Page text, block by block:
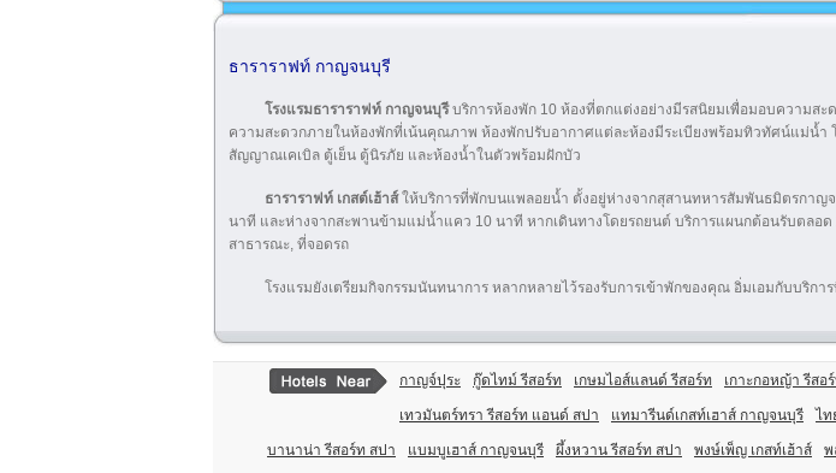
ธาราราฟท์ กาญจนบุรี
โรงแรมธาราราฟท์ กาญจนบุรีบริการห้องพัก 10 ห้องที่ตกแต่งอย่างมีรสนิยมเพื่อมอบความสะ
ความสะดวกภายในห้องพักที่เน้นคุณภาพ ห้องพักปรับอากาศแต่ละห้องมีระเบียงพร้อมทิวทัศน์แม่น้ำ
สัญญาณเคเบิล ตู้เย็น ตู้นิรภัย และห้องน้ำในตัวพร้อมฝักบัว
ธาราราฟท์ เกสต์เฮ้าส์ให้บริการที่พักบนแพลอยน้ำ ตั้งอยู่ห่างจากสุสานทหารสัมพันธมิตรกาญ
นาที และห่างจากสะพานข้ามแม่น้ำแคว 10 นาที หากเดินทางโดยรถยนต์ บริการแผนกต้อนรับตลอด
สาธารณะ, ที่จอดรถ
โรงแรมยังเตรียมกิจกรรมนันทนาการ หลากหลายไว้รองรับการเข้าพักของคุณ อิ่มเอมกับบริกา
กาญจ์ปุระ กู๊ดไทม์ รีสอร์ท เกษมไอส์แลนด์ รีสอร์ท เกาะกอหญ้า รีสอ
เทวมันตร์ทรา รีสอร์ท แอนด์ สปา แทมารีนด์เกสท์เฮาส์ กาญจนบุรี ไท
บานาน่า รีสอร์ท สปา แบมบูเฮาส์ กาญจนบุรี ผึ้งหวาน รีสอร์ท สปา พงษ์เพ็ญ เกสท์เฮ้าส์ พ